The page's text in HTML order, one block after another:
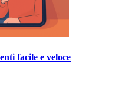
facile e veloce